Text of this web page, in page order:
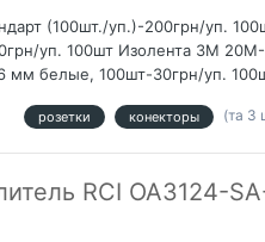
(100шт./уп.)-200грн/уп.
уп. 100шт Изолента 3М
мм белые, 100шт-30грн/уп.
розетки конекторы (та 3
RCI OA3124-